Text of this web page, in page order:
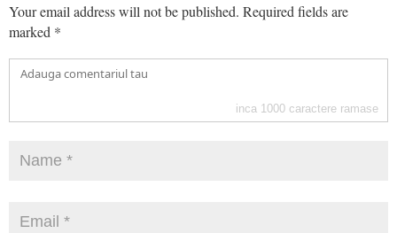
Your email address will not be published. Required fields are
marked *
inca 1000 caractere ramase